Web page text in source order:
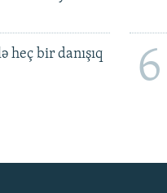
heç bir danışıq
6